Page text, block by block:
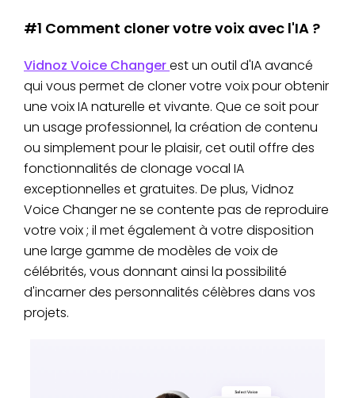
#1 Comment cloner votre voix avec l'IA ?
Vidnoz Voice Changerest un outil d'IA avancé
qui vous permet de cloner votre voix pour obtenir
une voix IA naturelle et vivante. Que ce soit pour
un usage professionnel, la création de contenu
ou simplement pour le plaisir, cet outil offre des
fonctionnalités de clonage vocal IA
exceptionnelles et gratuites. De plus, Vidnoz
Voice Changer ne se contente pas de reproduire
votre voix ; il met également à votre disposition
une large gamme de modèles de voix de
célébrités, vous donnant ainsi la possibilité
d'incarner des personnalités célèbres dans vos
projets.